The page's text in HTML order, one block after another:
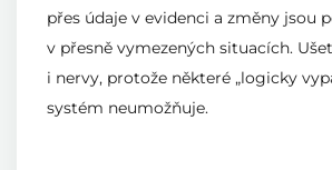
přes údaje v evidenci a změny jsou
v přesně vymezených situacích.
i nervy, protože některé „logicky
systém neumožňuje.